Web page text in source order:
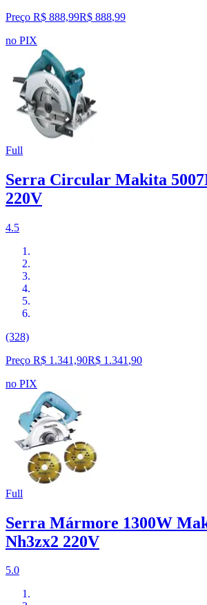
Preço R$ 888,99R$ 888,99
no PIX
Full
Serra Circular Makita
220V
4.5
(328)
Preço R$ 1.341,90R$ 1.341 ,90
no PIX
Full
Serra Mármore 1300W
Nh3zx2 220V
5.0